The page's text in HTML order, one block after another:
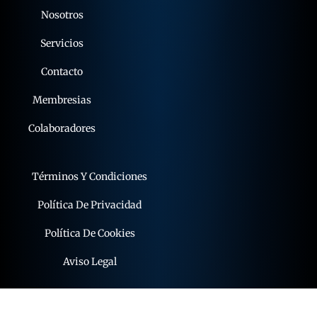
Términos Y Condiciones
Política De Privacidad
Política De Cookies
Aviso Legal
Nosotros
Servicios
Contacto
Membresias
Colaboradores